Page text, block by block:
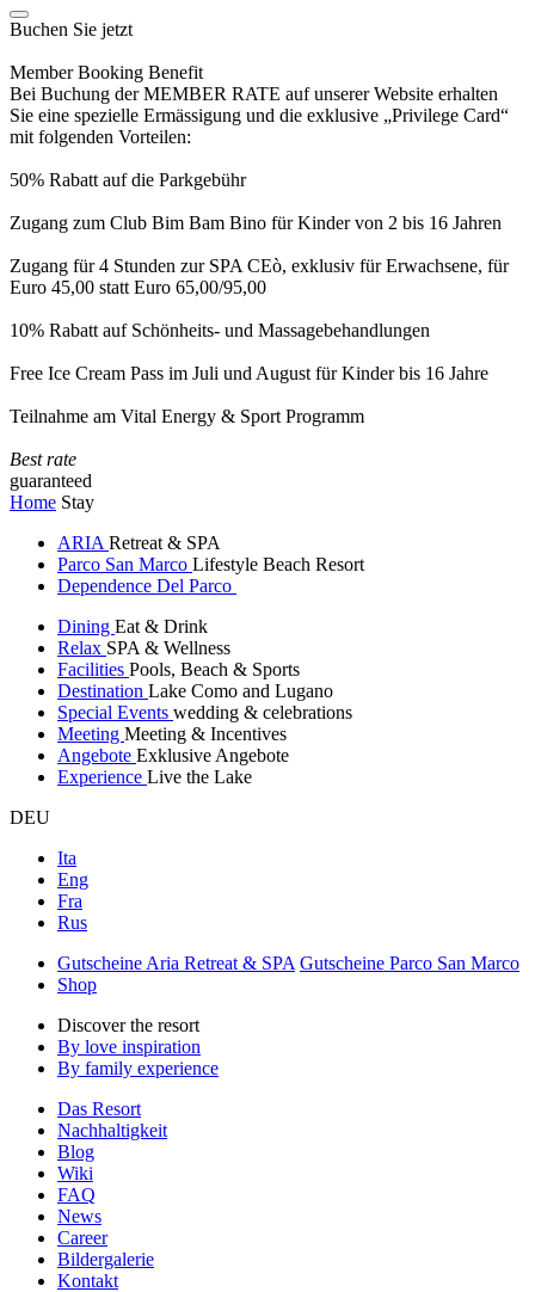
Buchen Sie jetzt
Member Booking Benefit
Bei Buchung der MEMBER RATE auf unserer Website erhalten
Sie eine spezielle Ermässigung und die exklusive „Privilege Card“
mit folgenden Vorteilen:
50% Rabatt auf die Parkgebühr
Zugang zum Club Bim Bam Bino für Kinder von 2 bis 16 Jahren
Zugang für 4 Stunden zur SPA CEò, exklusiv für Erwachsene, für
Euro 45,00 statt Euro 65,00/95,00
10% Rabatt auf Schönheits- und Massagebehandlungen
Free Ice Cream Pass im Juli und August für Kinder bis 16 Jahre
Teilnahme am Vital Energy & Sport Programm
Best rate
guaranteed
Home Stay
ARIA Retreat & SPA
Parco San Marco Lifestyle Beach Resort
Dependence Del Parco
Dining Eat & Drink
Relax SPA & Wellness
Facilities Pools, Beach & Sports
Destination Lake Como and Lugano
Special Events wedding & celebrations
Meeting Meeting & Incentives
Angebote Exklusive Angebote
Experience Live the Lake
DEU
Ita
Eng
Fra
Rus
Gutscheine Aria Retreat & SPA Gutscheine Parco San Marco
Shop
Discover the resort
By love inspiration
By family experience
Das Resort
Nachhaltigkeit
Blog
Wiki
FAQ
News
Career
Bildergalerie
Kontakt